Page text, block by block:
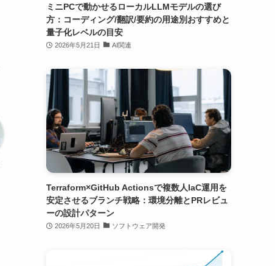
ミニPCで動かせるローカルLLMモデルの選び
方：コーディング/翻訳/要約の用途別おすすめと
量子化レベルの目安
2026年5月21日 AI関連
Terraform×GitHub Actionsで複数人IaC運用を
安定させるブランチ戦略：環境分離とPRレビュ
ーの設計パターン
2026年5月20日 ソフトウェア開発